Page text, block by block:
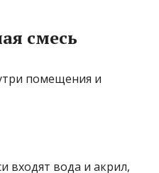
смесь
входят вода и акрил,